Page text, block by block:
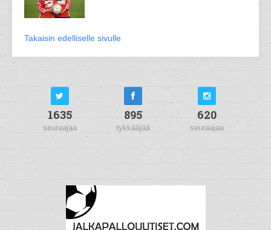
Takaisin edelliselle sivulle
1635
seuraajaa
895
tykkääjää
620
seuraajaa